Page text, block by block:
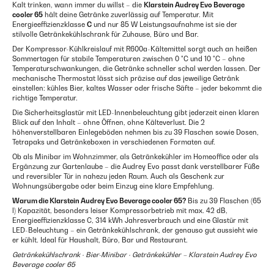
Kalt trinken, wann immer du willst – die Klarstein Audrey Evo Beverage
cooler 65 hält deine Getränke zuverlässig auf Temperatur. Mit
Energieeffizienzklasse C und nur 85 W Leistungsaufnahme ist sie der
stilvolle Getränkekühlschrank für Zuhause, Büro und Bar.
Der Kompressor-Kühlkreislauf mit R600a-Kältemittel sorgt auch an heißen
Sommertagen für stabile Temperaturen zwischen 0 °C und 10 °C – ohne
Temperaturschwankungen, die Getränke schneller schal werden lassen. Der
mechanische Thermostat lässt sich präzise auf das jeweilige Getränk
einstellen: kühles Bier, kaltes Wasser oder frische Säfte – jeder bekommt die
richtige Temperatur.
Die Sicherheitsglastür mit LED-Innenbeleuchtung gibt jederzeit einen klaren
Blick auf den Inhalt – ohne Öffnen, ohne Kälteverlust. Die 2
höhenverstellbaren Einlegeböden nehmen bis zu 39 Flaschen sowie Dosen,
Tetrapaks und Getränkeboxen in verschiedenen Formaten auf.
Ob als Minibar im Wohnzimmer, als Getränkekühler im Homeoffice oder als
Ergänzung zur Gartenlaube – die Audrey Evo passt dank verstellbarer Füße
und reversibler Tür in nahezu jeden Raum. Auch als Geschenk zur
Wohnungsübergabe oder beim Einzug eine klare Empfehlung.
Warum die Klarstein Audrey Evo Beverage cooler 65? Bis zu 39 Flaschen (65
l) Kapazität, besonders leiser Kompressorbetrieb mit max. 42 dB,
Energieeffizienzklasse C, 314 kWh Jahresverbrauch und eine Glastür mit
LED-Beleuchtung – ein Getränkekühlschrank, der genauso gut aussieht wie
er kühlt. Ideal für Haushalt, Büro, Bar und Restaurant.
Getränkekühlschrank · Bier-Minibar · Getränkekühler – Klarstein Audrey Evo
Beverage cooler 65